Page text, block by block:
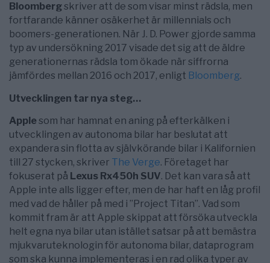
Bloombergskriver att de som visar minst rädsla, men
fortfarande känner osäkerhet är millennials och
boomers-generationen. När J. D. Power gjorde samma
typ av undersökning 2017 visade det sig att de äldre
generationernas rädsla tom ökade när siffrorna
jämfördes mellan 2016 och 2017, enligt Bloomberg.
Utvecklingen tar nya steg…
Applesom har hamnat en aning på efterkälken i
utvecklingen av autonoma bilar har beslutat att
expandera sin flotta av självkörande bilar i Kalifornien
till 27 stycken, skriver The Verge. Företaget har
fokuserat på Lexus Rx450h SUV. Det kan vara så att
Apple inte alls ligger efter, men de har haft en låg profil
med vad de håller på med i ”Project Titan”. Vad som
kommit fram är att Apple skippat att försöka utveckla
helt egna nya bilar utan istället satsar på att bemästra
mjukvaruteknologin för autonoma bilar, dataprogram
som ska kunna implementeras i en rad olika typer av